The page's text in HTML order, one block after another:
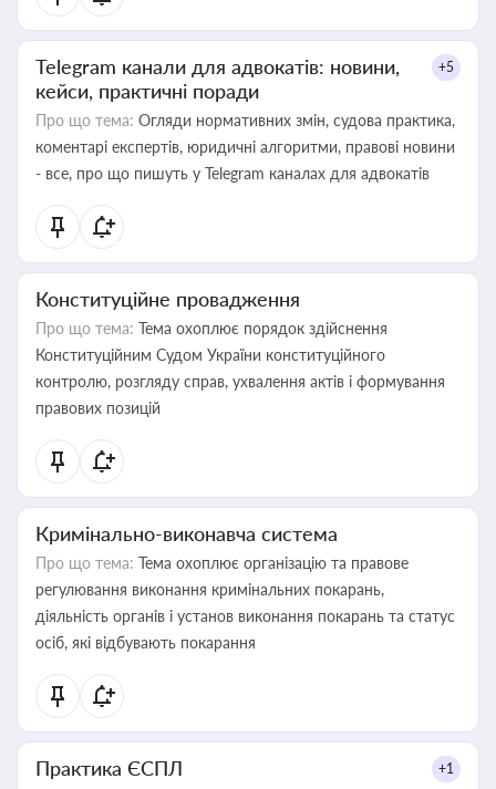
Telegram канали для адвокатів: новини,
кейси, практичні поради
+5
Про що тема: Огляди нормативних змін, судова практика,
коментарі експертів, юридичні алгоритми, правові новини
- все, про що пишуть у Telegram каналах для адвокатів
Конституційне провадження
Про що тема: Тема охоплює порядок здійснення
Конституційним Судом України конституційного
контролю, розгляду справ, ухвалення актів і формування
правових позицій
Кримінально-виконавча система
Про що тема: Тема охоплює організацію та правове
регулювання виконання кримінальних покарань,
діяльність органів і установ виконання покарань та статус
осіб, які відбувають покарання
Практика ЄСПЛ +1